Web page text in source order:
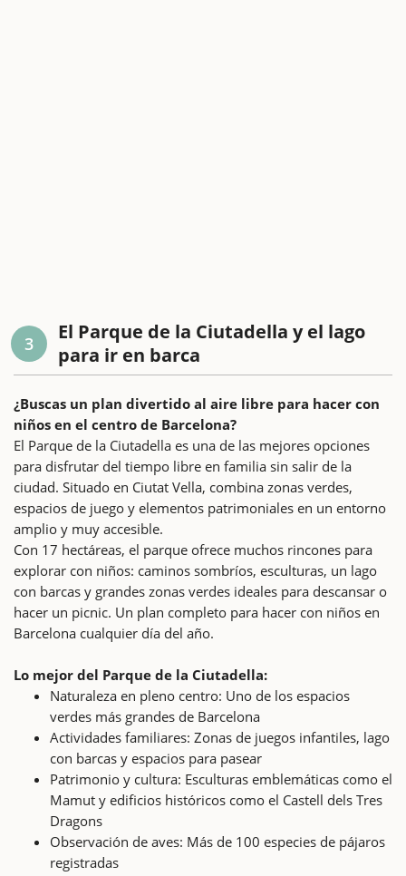
3
El Parque de la Ciutadella y el lago
para ir en barca
¿Buscas un plan divertido al aire libre para hacer con
niños en el centro de Barcelona?
El Parque de la Ciutadella es una de las mejores opciones
para disfrutar del tiempo libre en familia sin salir de la
ciudad. Situado en Ciutat Vella, combina zonas verdes,
espacios de juego y elementos patrimoniales en un entorno
amplio y muy accesible.
Con 17 hectáreas, el parque ofrece muchos rincones para
explorar con niños: caminos sombríos, esculturas, un lago
con barcas y grandes zonas verdes ideales para descansar o
hacer un picnic. Un plan completo para hacer con niños en
Barcelona cualquier día del año.
Lo mejor del Parque de la Ciutadella:
Naturaleza en pleno centro: Uno de los espacios
verdes más grandes de Barcelona
Actividades familiares: Zonas de juegos infantiles, lago
con barcas y espacios para pasear
Patrimonio y cultura: Esculturas emblemáticas como el
Mamut y edificios históricos como el Castell dels Tres
Dragons
Observación de aves: Más de 100 especies de pájaros
registradas